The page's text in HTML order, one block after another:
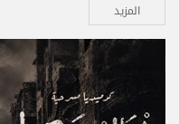
المزيد